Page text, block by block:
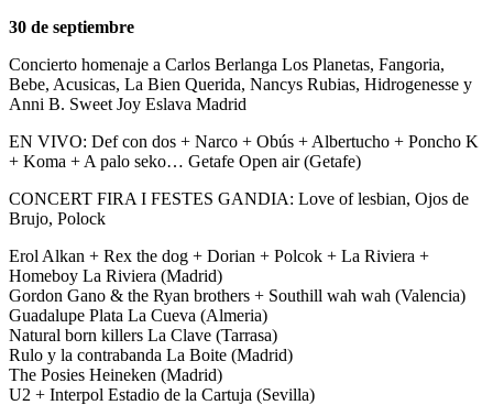
30 de septiembre
Concierto homenaje a Carlos Berlanga Los Planetas, Fangoria,
Bebe, Acusicas, La Bien Querida, Nancys Rubias, Hidrogenesse y
Anni B. Sweet Joy Eslava Madrid
EN VIVO: Def con dos + Narco + Obús + Albertucho + Poncho K
+ Koma + A palo seko… Getafe Open air (Getafe)
CONCERT FIRA I FESTES GANDIA: Love of lesbian, Ojos de
Brujo, Polock
Erol Alkan + Rex the dog + Dorian + Polcok + La Riviera +
Homeboy La Riviera (Madrid)
Gordon Gano & the Ryan brothers + Southill wah wah (Valencia)
Guadalupe Plata La Cueva (Almeria)
Natural born killers La Clave (Tarrasa)
Rulo y la contrabanda La Boite (Madrid)
The Posies Heineken (Madrid)
U2 + Interpol Estadio de la Cartuja (Sevilla)